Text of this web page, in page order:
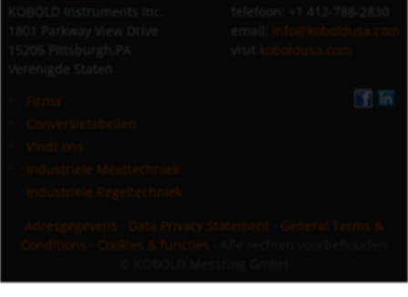
info@koboldusa.com
koboldusa.com
Firma
Conversietabellen
Vindt ons
Industriele Meettechniek
Industriele Regeltechniek
Adresgegevens
Data Privacy Statement
General Terms &
Conditions
Cookies & functies